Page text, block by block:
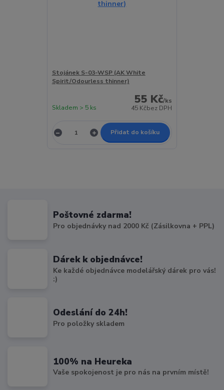
Stojánek S-03-WSP (AK White
Spirit/Odourless thinner)
55 Kč/ks
45 Kčbez DPH
Skladem > 5 ks
Přidat do košíku
Poštovné zdarma!
Pro objednávky nad 2000 Kč (Zásilkovna + PPL)
Dárek k objednávce!
Ke každé objednávce modelářský dárek pro vás!
:)
Odeslání do 24h!
Pro položky skladem
100% na Heureka
Vaše spokojenost je pro nás na prvním místě!